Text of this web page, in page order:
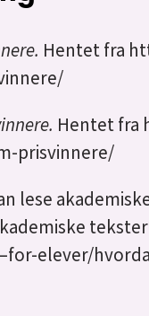
Hentet fra
Hentet fra
prisvinnere/
lese
elever/